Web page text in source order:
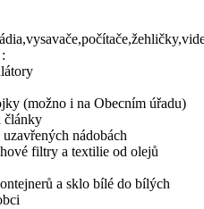
(možno i na Obecním úřadu)
články
nádobách
filtry a textilie od olejů
a sklo bílé do bílých